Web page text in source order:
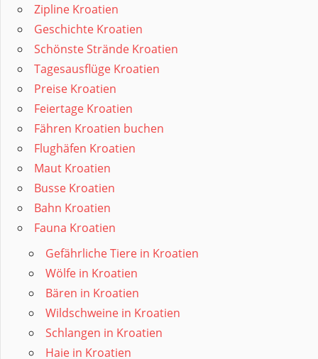
Zipline Kroatien
Geschichte Kroatien
Schönste Strände Kroatien
Tagesausflüge Kroatien
Preise Kroatien
Feiertage Kroatien
Fähren Kroatien buchen
Flughäfen Kroatien
Maut Kroatien
Busse Kroatien
Bahn Kroatien
Fauna Kroatien
Gefährliche Tiere in Kroatien
Wölfe in Kroatien
Bären in Kroatien
Wildschweine in Kroatien
Schlangen in Kroatien
Haie in Kroatien